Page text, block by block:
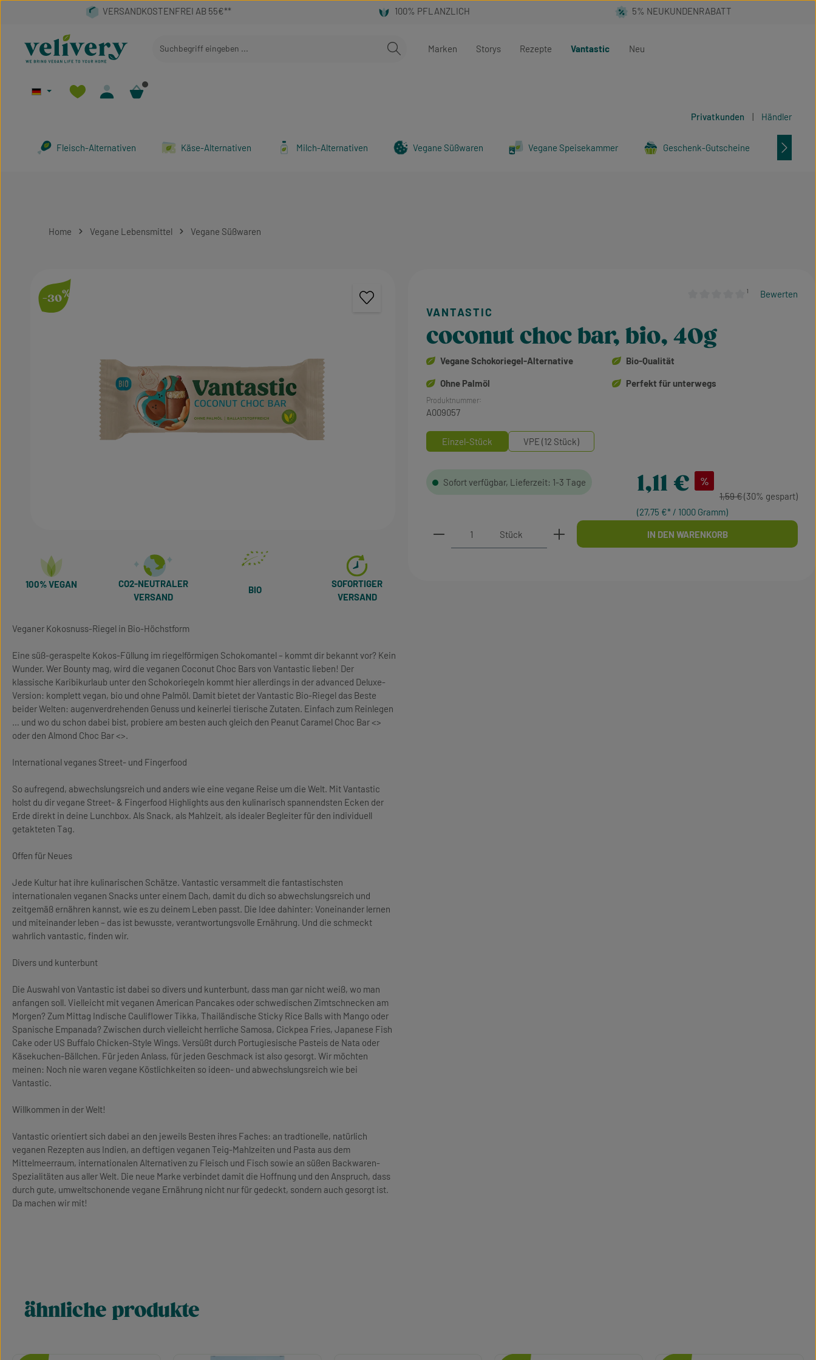
Hauptinhalt springen
Zur Suche springen
Zur Hauptnavigation springen
Marken
Storys Rezepte Vantastic Neu
Privatkunden | Händler
Fleisch-Alternativen Käse-Alternativen Milch-Alternativen Vegane Süßwaren Vegane Speisekammer Geschenk-Gutscheine
Home Vegane Lebensmittel Vegane Süßwaren
-30% ¹ Bewerten
coconut choc bar, bio, 40g
Vegane Schokoriegel-Alternative Bio-Qualität
Ohne Palmöl Perfekt für unterwegs
1,11 € %
Regulärer Preis:
1,59 €(30% gespart)
(27,75 €* / 1000 Gramm)
Sofort verfügbar, Lieferzeit: 1-3 Tage
Einzel-Stück VPE (12 Stück)
Produkt Anzahl: Gib den gewünschten Wert ein oder
Stück IN DEN WARENKORB
Produktnummer:
A009057
100% VEGAN
CO2-NEUTRALER
VERSAND
BIO
SOFORTIGER
VERSAND
Veganer Kokosnuss-Riegel in Bio-Höchstform
Eine süß-geraspelte Kokos-Füllung im riegelförmigen Schokomantel – kommt dir bekannt vor? Kein
Wunder. Wer Bounty mag, wird die veganen Coconut Choc Bars von Vantastic lieben! Der
klassische Karibikurlaub unter den Schokoriegeln kommt hier allerdings in der advanced Deluxe-
Version: komplett vegan, bio und ohne Palmöl. Damit bietet der Vantastic Bio-Riegel das Beste
beider Welten: augenverdrehenden Genuss und keinerlei tierische Zutaten. Einfach zum Reinlegen
… und wo du schon dabei bist, probiere am besten auch gleich den Peanut Caramel Choc Bar <>
oder den Almond Choc Bar <>.
International veganes Street- und Fingerfood
So aufregend, abwechslungsreich und anders wie eine vegane Reise um die Welt. Mit Vantastic
holst du dir vegane Street- & Fingerfood Highlights aus den kulinarisch spannendsten Ecken der
Erde direkt in deine Lunchbox. Als Snack, als Mahlzeit, als idealer Begleiter für den individuell
getakteten Tag.
Offen für Neues
Jede Kultur hat ihre kulinarischen Schätze. Vantastic versammelt die fantastischsten
internationalen veganen Snacks unter einem Dach, damit du dich so abwechslungsreich und
zeitgemäß ernähren kannst, wie es zu deinem Leben passt. Die Idee dahinter: Voneinander lernen
und miteinander leben – das ist bewusste, verantwortungsvolle Ernährung. Und die schmeckt
wahrlich vantastic, finden wir.
Divers und kunterbunt
Die Auswahl von Vantastic ist dabei so divers und kunterbunt, dass man gar nicht weiß, wo man
anfangen soll. Vielleicht mit veganen American Pancakes oder schwedischen Zimtschnecken am
Morgen? Zum Mittag Indische Cauliflower Tikka, Thailändische Sticky Rice Balls with Mango oder
Spanische Empanada? Zwischen durch vielleicht herrliche Samosa, Cickpea Fries, Japanese Fish
Cake oder US Buffalo Chicken-Style Wings. Versüßt durch Portugiesische Pasteis de Nata oder
Käsekuchen-Bällchen. Für jeden Anlass, für jeden Geschmack ist also gesorgt. Wir möchten
meinen: Noch nie waren vegane Köstlichkeiten so ideen- und abwechslungsreich wie bei
Vantastic.
Willkommen in der Welt!
Vantastic orientiert sich dabei an den jeweils Besten ihres Faches: an tradtionelle, natürlich
veganen Rezepten aus Indien, an deftigen veganen Teig-Mahlzeiten und Pasta aus dem
Mittelmeerraum, internationalen Alternativen zu Fleisch und Fisch sowie an süßen Backwaren-
Spezialitäten aus aller Welt. Die neue Marke verbindet damit die Hoffnung und den Anspruch, dass
durch gute, umweltschonende vegane Ernährung nicht nur für gedeckt, sondern auch gesorgt ist.
Da machen wir mit!
ähnliche produkte